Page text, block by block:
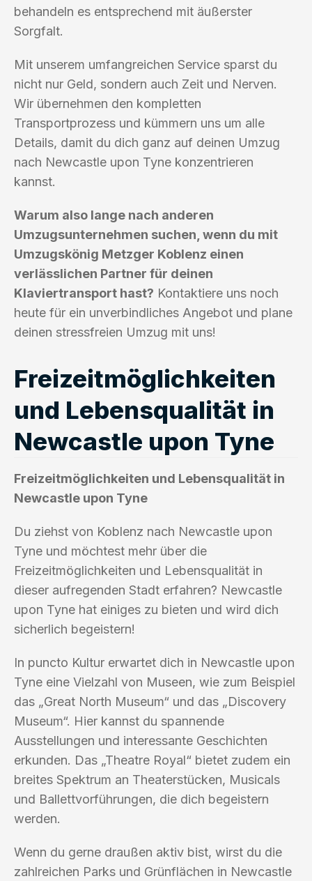
behandeln es entsprechend mit äußerster
Sorgfalt.
Mit unserem umfangreichen Service sparst du
nicht nur Geld, sondern auch Zeit und Nerven.
Wir übernehmen den kompletten
Transportprozess und kümmern uns um alle
Details, damit du dich ganz auf deinen Umzug
nach Newcastle upon Tyne konzentrieren
kannst.
Warum also lange nach anderen
Umzugsunternehmen suchen, wenn du mit
Umzugskönig Metzger Koblenz einen
verlässlichen Partner für deinen
Klaviertransport hast? Kontaktiere uns noch
heute für ein unverbindliches Angebot und plane
deinen stressfreien Umzug mit uns!
Freizeitmöglichkeiten
und Lebensqualität in
Newcastle upon Tyne
Freizeitmöglichkeiten und Lebensqualität in
Newcastle upon Tyne
Du ziehst von Koblenz nach Newcastle upon
Tyne und möchtest mehr über die
Freizeitmöglichkeiten und Lebensqualität in
dieser aufregenden Stadt erfahren? Newcastle
upon Tyne hat einiges zu bieten und wird dich
sicherlich begeistern!
In puncto Kultur erwartet dich in Newcastle upon
Tyne eine Vielzahl von Museen, wie zum Beispiel
das „Great North Museum“ und das „Discovery
Museum“. Hier kannst du spannende
Ausstellungen und interessante Geschichten
erkunden. Das „Theatre Royal“ bietet zudem ein
breites Spektrum an Theaterstücken, Musicals
und Ballettvorführungen, die dich begeistern
werden.
Wenn du gerne draußen aktiv bist, wirst du die
zahlreichen Parks und Grünflächen in Newcastle